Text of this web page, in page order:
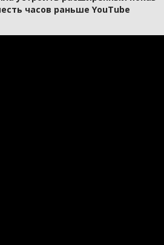
часов раньше YouTube